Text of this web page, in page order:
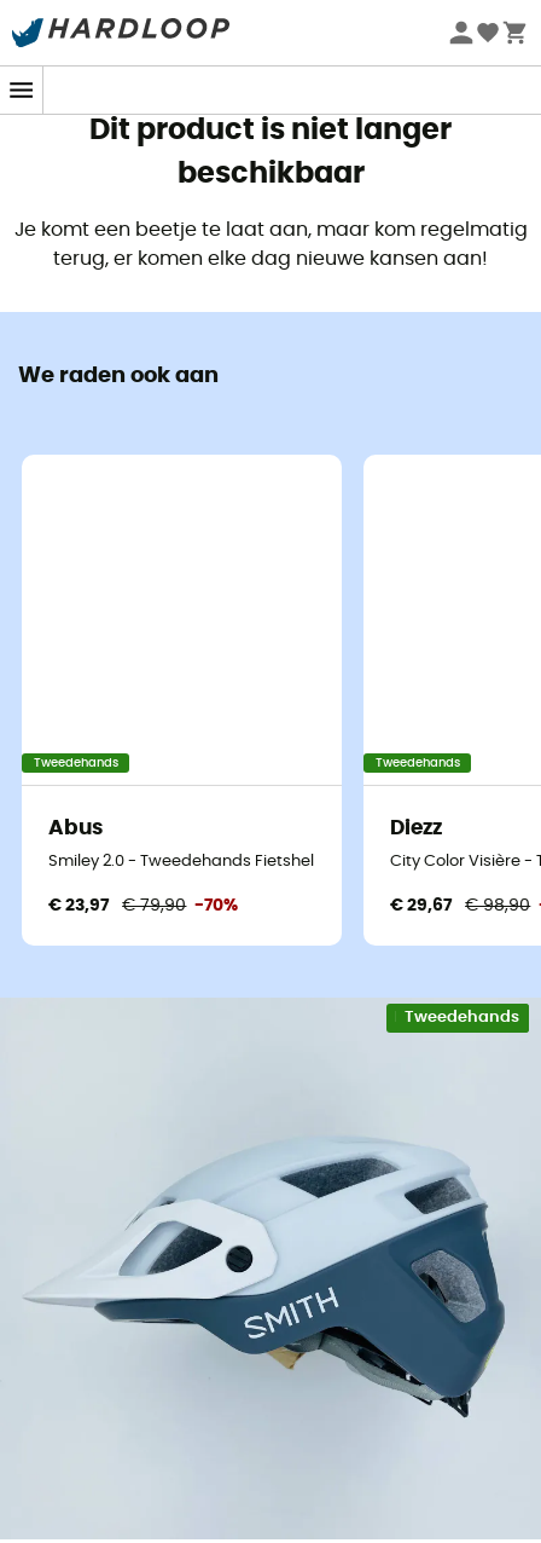
Zomeraanbiedingen 🔥 -5% EXTRA vanaf 2 producten* met
Dit product is niet langer
beschikbaar
Je komt een beetje te laat aan, maar kom regelmatig
terug, er komen elke dag nieuwe kansen aan!
We raden ook aan
Tweedehands
Abus
Smiley 2.0 - Tweedehands Fietshelm - Blauw - 45-50 cm
€ 23,97 € 79,90 -70%
Tweedehands
Diezz
City Color Visière -
€ 29,67 € 98,90
Eco-ontworpen
Tweedehands